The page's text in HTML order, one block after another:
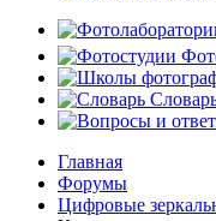
Главная
Форумы
Цифровые